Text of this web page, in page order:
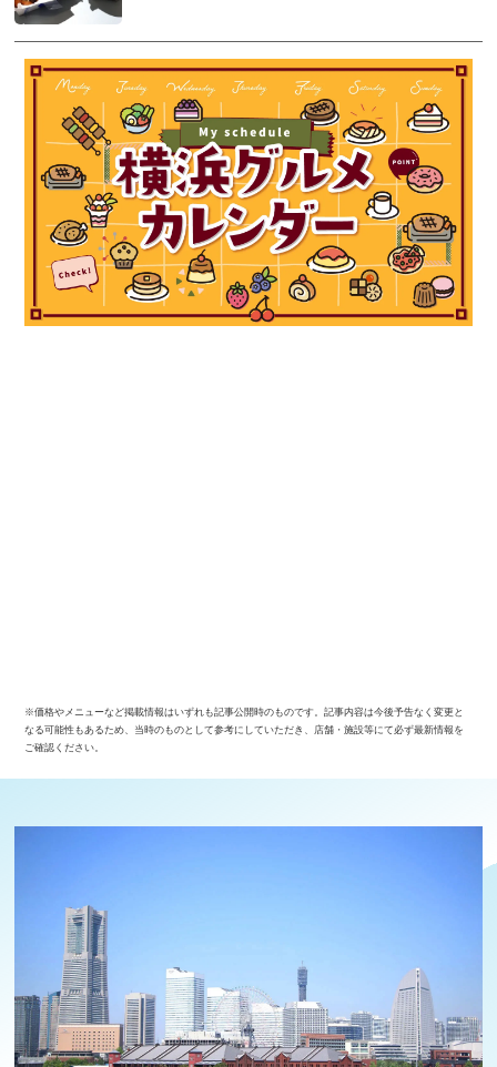
※価格やメニューなど掲載情報はいずれも記事公開時のものです。記事内容は今後予告なく変更と
なる可能性もあるため、当時のものとして参考にしていただき、店舗・施設等にて必ず最新情報を
ご確認ください。